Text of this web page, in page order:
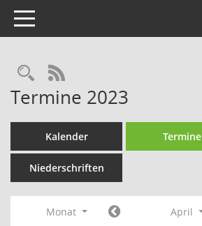
Toggle navigation
Rechercheauswahl
RSS-Feed
Termine 2023
Kalender Termine
Niederschriften
Monat
April